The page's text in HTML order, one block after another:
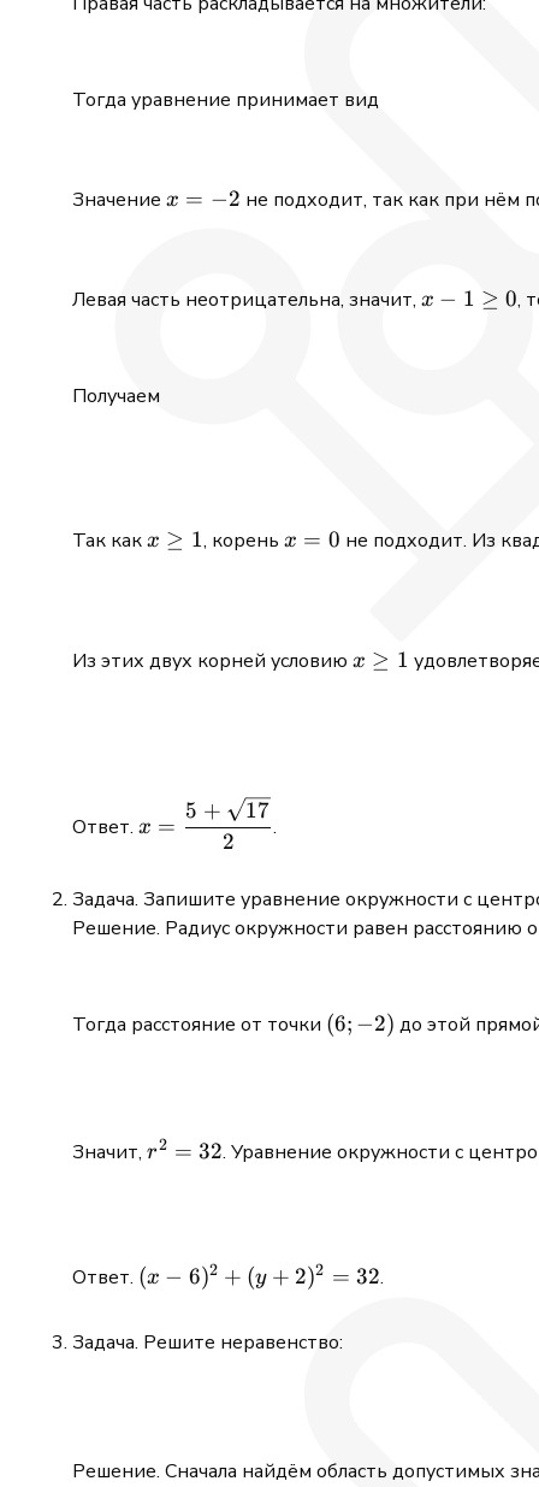
Тогда уравнение принимает вид
Значение x=-2
x = −2 не подходит, так как при
Левая часть неотрицательна, значит, x-
x − 1 ≥ 0,
Получаем
Так какx\ge
x ≥ 1, корень x=0
x = 0 не подходит. Из
Из этих двух корней условию x\ge
x ≥ 1
Ответ.
\displaystyle
x=\frac{5+\sqrt{17}}
x =
2
5 + 17
.
Задача. Запишите уравнение окружности с
Решение. Радиус окружности равен расстоянию
Тогда расстояние от точки (6;-2)
(6; −2) до этой
Значит, r^2=32
r2 = 32. Уравнение окружности с
Ответ. (x-6)^2+
(x − 6)2 + (y + 2)2 = 32.
Задача. Решите неравенство:
Решение. Сначала найдём область допустимых